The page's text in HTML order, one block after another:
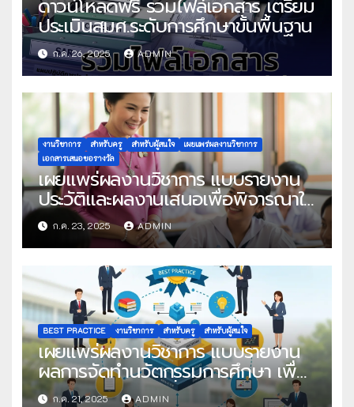
ดาวน์โหลดฟรี รวมไฟล์เอกสาร เตรียม
ประเมินสมศ.ระดับการศึกษาขั้นพื้นฐาน
ก.ค. 26, 2025 ADMIN
งานวิชาการ สำหรับครู สำหรับผู้สนใจ
เผยแพร่ผลงานวิชาการ
เอกสารเสนอขอรางวัล
เผยแพร่ผลงานวิชาการ แบบรายงาน
ประวัติและผลงานเสนอเพื่อพิจารณาใน
โครงการครูดีในดวงใจ ประจำปี 2568
ครั้งที่ 22
ก.ค. 23, 2025 ADMIN
BEST PRACTICE งานวิชาการ สำหรับครู สำหรับผู้สนใจ
เผยแพร่ผลงานวิชาการ แบบรายงาน
ผลการจัดทำนวัตกรรมการศึกษา เพื่อ
คัดเลือกวิธีปฏิบัติที่เป็นเลิศ
ก.ค. 21, 2025 ADMIN